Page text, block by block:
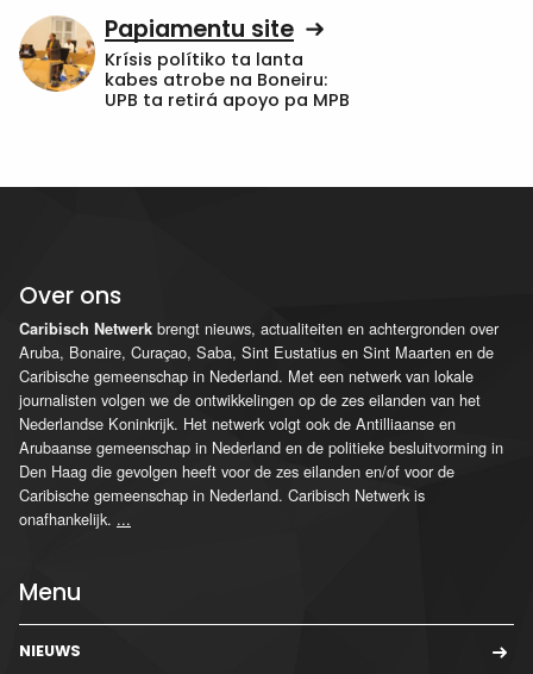
Papiamentu site
Krísis polítiko ta lanta
kabes atrobe na Boneiru:
UPB ta retirá apoyo pa MPB
Over ons
Caribisch Netwerk brengt nieuws, actualiteiten en achtergronden over
Aruba, Bonaire, Curaçao, Saba, Sint Eustatius en Sint Maarten en de
Caribische gemeenschap in Nederland. Met een netwerk van lokale
journalisten volgen we de ontwikkelingen op de zes eilanden van het
Nederlandse Koninkrijk. Het netwerk volgt ook de Antilliaanse en
Arubaanse gemeenschap in Nederland en de politieke besluitvorming in
Den Haag die gevolgen heeft voor de zes eilanden en/of voor de
Caribische gemeenschap in Nederland. Caribisch Netwerk is
onafhankelijk. ...
Menu
NIEUWS